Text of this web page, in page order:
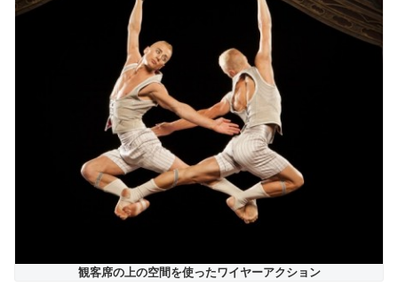
観客席の上の空間を使ったワイヤーアクション